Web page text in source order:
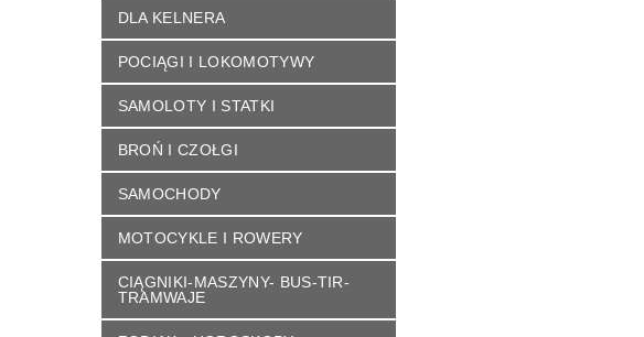
DLA KELNERA
POCIĄGI I LOKOMOTYWY
SAMOLOTY I STATKI
BROŃ I CZOŁGI
SAMOCHODY
MOTOCYKLE I ROWERY
CIĄGNIKI-MASZYNY- BUS-TIR-
TRAMWAJE